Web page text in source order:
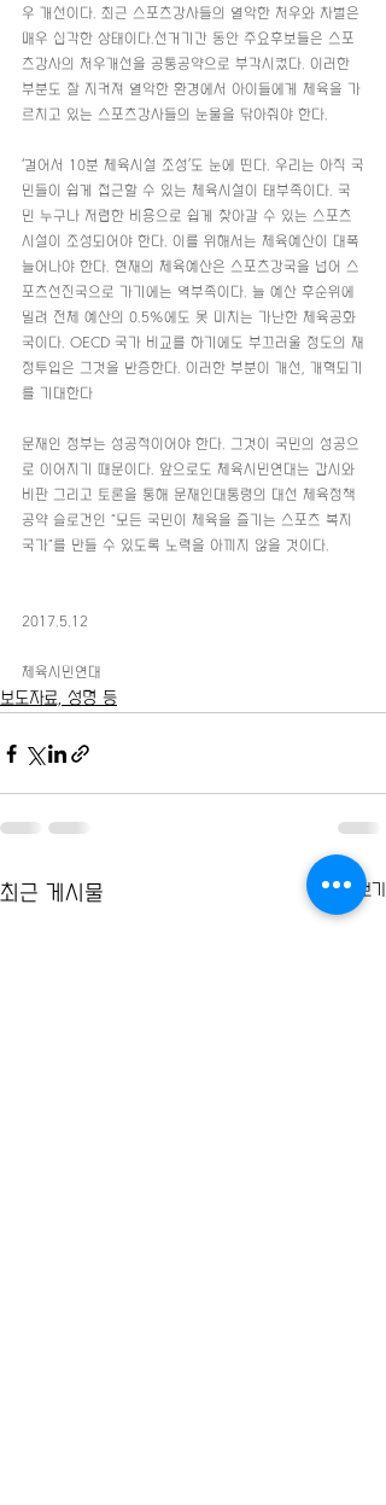
우 개선이다. 최근 스포츠강사들의 열악한 처우와 차별은
매우 심각한 상태이다.선거기간 동안 주요후보들은 스포
츠강사의 처우개선을 공통공약으로 부각시켰다. 이러한
부분도 잘 지켜져 열악한 환경에서 아이들에게 체육을 가
르치고 있는 스포츠강사들의 눈물을 닦아줘야 한다.
‘걸어서 10분 체육시설 조성’도 눈에 띤다. 우리는 아직 국
민들이 쉽게 접근할 수 있는 체육시설이 태부족이다. 국
민 누구나 저렴한 비용으로 쉽게 찾아갈 수 있는 스포츠
시설이 조성되어야 한다. 이를 위해서는 체육예산이 대폭
늘어나야 한다. 현재의 체육예산은 스포츠강국을 넘어 스
포츠선진국으로 가기에는 역부족이다. 늘 예산 후순위에
밀려 전체 예산의 0.5%에도 못 미치는 가난한 체육공화
국이다. OECD 국가 비교를 하기에도 부끄러울 정도의 재
정투입은 그것을 반증한다. 이러한 부분이 개선, 개혁되기
를 기대한다
문재인 정부는 성공적이어야 한다. 그것이 국민의 성공으
로 이어지기 때문이다. 앞으로도 체육시민연대는 감시와
비판 그리고 토론을 통해 문재인대통령의 대선 체육정책
공약 슬로건인 “모든 국민이 체육을 즐기는 스포츠 복지
국가”를 만들 수 있도록 노력을 아끼지 않을 것이다.
2017.5.12
체육시민연대
보도자료, 성명 등
최근 게시물 전체 보기